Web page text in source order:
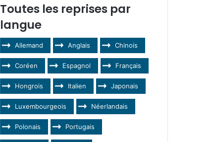
Toutes les reprises par
langue
Allemand Anglais Chinois
Coréen Espagnol Français
Hongrois Italien Japonais
Luxembourgeois Néerlandais
Polonais Portugais